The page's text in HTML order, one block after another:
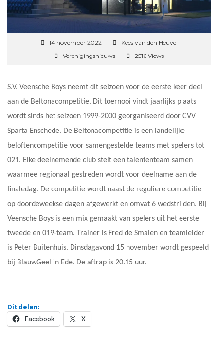
14 november 2022
Kees van den Heuvel
Verenigingsnieuws
2516 Views
S.V. Veensche Boys neemt dit seizoen voor de eerste keer deel
aan de Beltonacompetitie. Dit toernooi vindt jaarlijks plaats
wordt sinds het seizoen 1999-2000 georganiseerd door CVV
Sparta Enschede. De Beltonacompetitie is een landelijke
beloftencompetitie voor samengestelde teams met spelers tot
021. Elke deelnemende club stelt een talententeam samen
waarmee regionaal gestreden wordt voor deelname aan de
finaledag. De competitie wordt naast de reguliere competitie
op doordeweekse dagen afgewerkt en omvat 6 wedstrijden. Bij
Veensche Boys is een mix gemaakt van spelers uit het eerste,
tweede en 019-team. Trainer is Fred de Smalen en teamleider
is Peter Buitenhuis. Dinsdagavond 15 november wordt gespeeld
bij BlauwGeel in Ede. De aftrap is 20.15 uur.
Dit delen:
Facebook X